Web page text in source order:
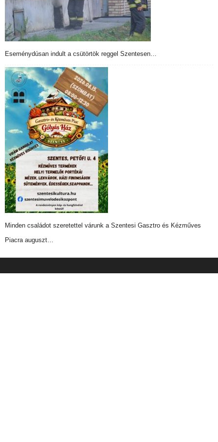
Eseménydúsan indult a csütörtök reggel Szentesen…
Minden családot szeretettel várunk a Szentesi Gasztro és Kézműves
Piacra auguszt…